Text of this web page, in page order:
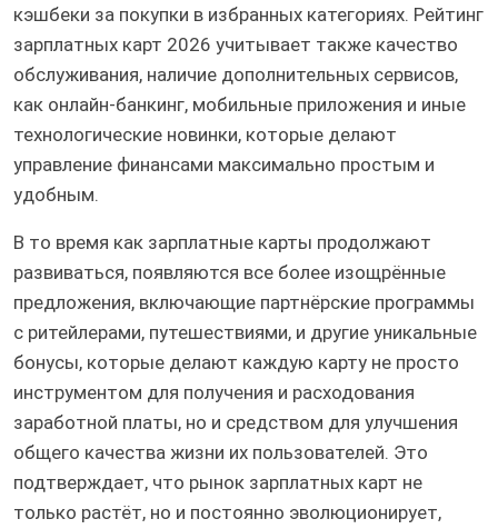
кэшбеки за покупки в избранных категориях. Рейтинг
зарплатных карт 2026 учитывает также качество
обслуживания, наличие дополнительных сервисов,
как онлайн-банкинг, мобильные приложения и иные
технологические новинки, которые делают
управление финансами максимально простым и
удобным.
В то время как зарплатные карты продолжают
развиваться, появляются все более изощрённые
предложения, включающие партнёрские программы
с ритейлерами, путешествиями, и другие уникальные
бонусы, которые делают каждую карту не просто
инструментом для получения и расходования
заработной платы, но и средством для улучшения
общего качества жизни их пользователей. Это
подтверждает, что рынок зарплатных карт не
только растёт, но и постоянно эволюционирует,